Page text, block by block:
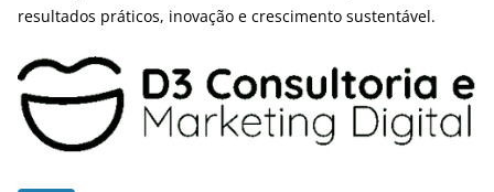
resultados práticos, inovação e crescimento sustentável.